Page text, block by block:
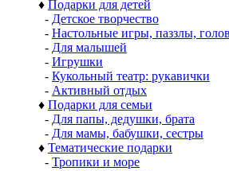
♦ Подарки для детей
- Детское творчество
- Настольные игры, паззлы,
- Для малышей
- Игрушки
- Кукольный театр: рукавички
- Активный отдых
♦ Подарки для семьи
- Для папы, дедушки, брата
- Для мамы, бабушки, сестры
♦ Тематические подарки
- Тропики и море